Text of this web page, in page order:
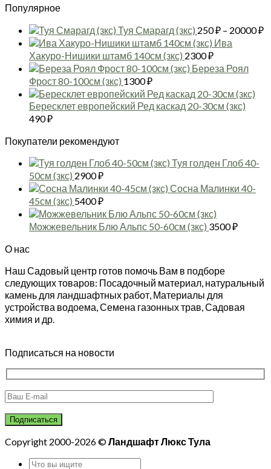
2900 ₽
Популярное
Туя Смарагд (зкс) 250₽ – 20000₽
Ива
Хакуро-Нишики штамб 140см (зкс) 2300₽
Береза Роял
Фрост 80-100см (зкс) 1300₽
Бересклет европейский Ред каскад 20-30см (зкс)
490₽
Покупатели рекомендуют
Туя голден Глоб 40-
50см (зкс) 2900₽
Сосна Малинки 40-
45см (зкс) 5400₽
Можжевельник Блю Альпс 50-60см (зкс) 3500₽
О нас
Наш Садовый центр готов помочь Вам в подборе
следующих товаров: Посадочный материал, натуральный
камень для ландшафтных работ, Материалы для
устройства водоема, Семена газонных трав, Садовая
химия и др.
Подписаться на новости
Copyright 2000-2026 ©Ландшафт Люкс Тула
Искать: